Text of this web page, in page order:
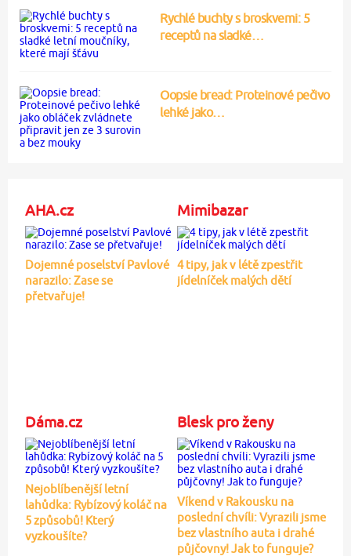
Rychlé buchty s broskvemi: 5
receptů na sladké…
Oopsie bread: Proteinové pečivo
lehké jako…
AHA.cz
Dojemné poselství Pavlové
narazilo: Zase se
přetvařuje!
Mimibazar
4 tipy, jak v létě zpestřit
jídelníček malých dětí
Dáma.cz
Nejoblíbenější letní
lahůdka: Rybízový koláč na
5 způsobů! Který
vyzkoušíte?
Blesk pro ženy
Víkend v Rakousku na
poslední chvíli: Vyrazili jsme
bez vlastního auta i drahé
půjčovny! Jak to funguje?